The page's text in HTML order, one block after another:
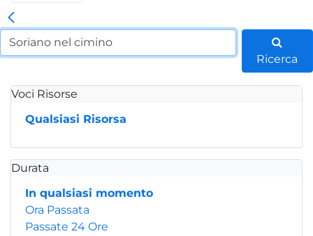
Ricerca
Voci Risorse
Qualsiasi Risorsa
Durata
In qualsiasi momento
Ora Passata
Passate 24 Ore